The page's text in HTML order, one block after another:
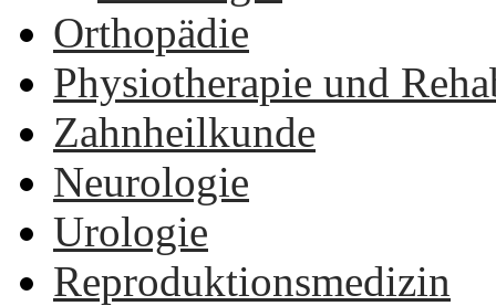
Orthopädie
Physiotherapie und
Zahnheilkunde
Neurologie
Urologie
Reproduktionsmedizin